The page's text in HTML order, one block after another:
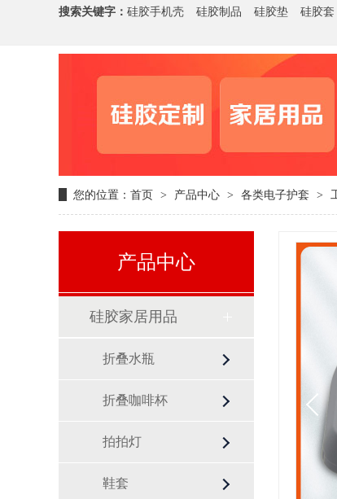
搜索关键字： 硅胶手机壳 硅胶制品 硅胶垫 硅胶套
您的位置： 首页 > 产品中心 > 各类电子护套 >
产品中心
硅胶家居用品
折叠水瓶
折叠咖啡杯
拍拍灯
鞋套